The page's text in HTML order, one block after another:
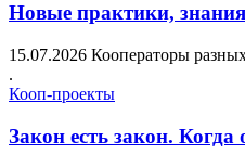
Новые практики,
15.07.2026 Кооператоры
.
Кооп-проекты
Закон есть закон. Когда